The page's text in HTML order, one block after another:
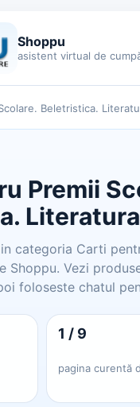
Shoppu
asistent virtual de
Beletristica.
Premii
categoria Carti
Shoppu. Vezi
foloseste chatul
1 / 9
pagina curentă